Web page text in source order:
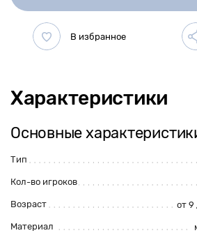
Характеристики
Основные
Тип
Кол-во игроков
Возраст от 9
Материал